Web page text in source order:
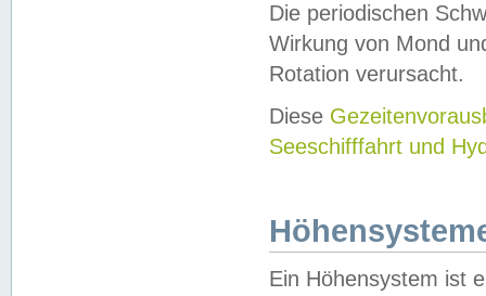
Die periodischen
Wirkung von Mond
Rotation verursacht.
Diese
Seeschifffahrt und
Ein Höhensystem ist